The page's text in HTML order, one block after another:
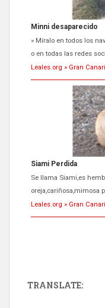
Siami Perdida
Se llama Siami,es
oreja,cariñosa,mimosa
Leales.org » Gran
ADOPCIÓN
El ayuntamiento se va a
próximos días, ella
Leales.org » Gran
TRANSLATE: